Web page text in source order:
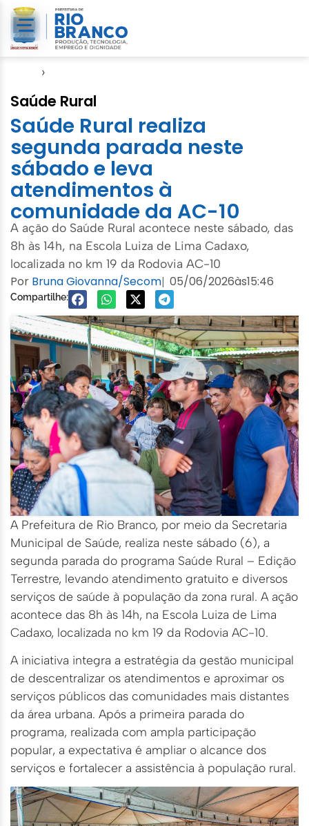
›
Saúde Rural
Saúde Rural realiza
segunda parada neste
sábado e leva
atendimentos à
comunidade da AC-10
A ação do Saúde Rural acontece neste sábado, das
8h às 14h, na Escola Luiza de Lima Cadaxo,
localizada no km 19 da Rodovia AC-10
Por Bruna Giovanna/Secom| 05/06/2026às15:46
Compartilhe:
A Prefeitura de Rio Branco, por meio da Secretaria
Municipal de Saúde, realiza neste sábado (6), a
segunda parada do programa Saúde Rural – Edição
Terrestre, levando atendimento gratuito e diversos
serviços de saúde à população da zona rural. A ação
acontece das 8h às 14h, na Escola Luiza de Lima
Cadaxo, localizada no km 19 da Rodovia AC-10.
A iniciativa integra a estratégia da gestão municipal
de descentralizar os atendimentos e aproximar os
serviços públicos das comunidades mais distantes
da área urbana. Após a primeira parada do
programa, realizada com ampla participação
popular, a expectativa é ampliar o alcance dos
serviços e fortalecer a assistência à população rural.